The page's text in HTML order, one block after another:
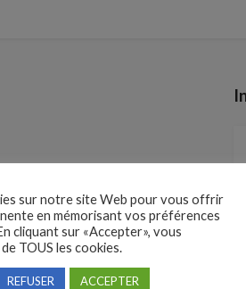
sur notre site Web pour vous offrir
en mémorisant vos préférences
cliquant sur «Accepter», vous
TOUS les cookies.
REFUSER ACCEPTER